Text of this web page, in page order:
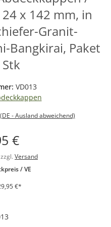
x 142 mm, in
Granit-
Bangkirai, Paket
VD013
(DE - Ausland abweichend)
€
Versand
/ VE
€*